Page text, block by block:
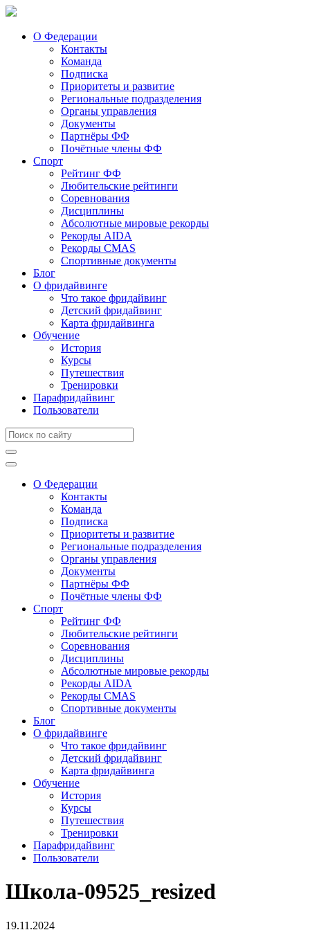
О Федерации
Контакты
Команда
Подписка
Приоритеты и развитие
Региональные подразделения
Органы управления
Документы
Партнёры ФФ
Почётные члены ФФ
Спорт
Рейтинг ФФ
Любительские рейтинги
Соревнования
Дисциплины
Абсолютные мировые рекорды
Рекорды AIDA
Рекорды CMAS
Спортивные документы
Блог
О фридайвинге
Что такое фридайвинг
Детский фридайвинг
Карта фридайвинга
Обучение
История
Курсы
Путешествия
Тренировки
Парафридайвинг
Пользователи
О Федерации
Контакты
Команда
Подписка
Приоритеты и развитие
Региональные подразделения
Органы управления
Документы
Партнёры ФФ
Почётные члены ФФ
Спорт
Рейтинг ФФ
Любительские рейтинги
Соревнования
Дисциплины
Абсолютные мировые рекорды
Рекорды AIDA
Рекорды CMAS
Спортивные документы
Блог
О фридайвинге
Что такое фридайвинг
Детский фридайвинг
Карта фридайвинга
Обучение
История
Курсы
Путешествия
Тренировки
Парафридайвинг
Пользователи
Школа-09525_resized
19.11.2024